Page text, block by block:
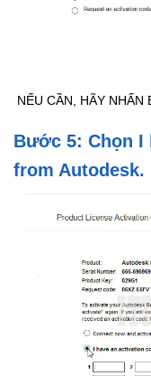
NẾU CẦN, HÃY
Bước 5: Chọn I
from Autodesk.